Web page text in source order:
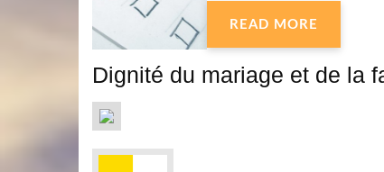
READ MORE
Dignité du mariage et de la